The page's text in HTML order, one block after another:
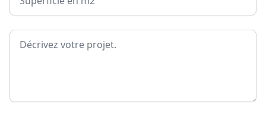
Message